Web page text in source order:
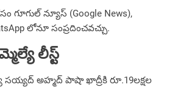
గూగుల్ న్యూస్ (Google News),
లోనూ సంప్రదించవచ్చు.
లీస్ట్
సయ్యద్ అహ్మద్ పాషా ఖాద్రీకి రూ.19లక్షల